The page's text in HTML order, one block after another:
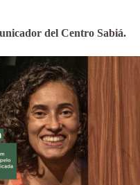
del Centro Sabiá.